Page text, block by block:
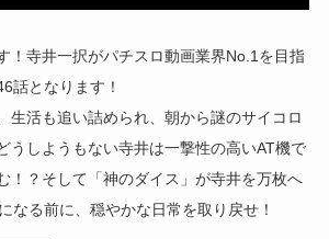
！寺井一択がパチスロ動画業界No.1を目指
話となります！
生活も追い詰められ、朝から謎のサイコロ
うしようもない寺井は一撃性の高いAT機で
！？そして「神のダイス」が寺井を万枚へ
なる前に、穏やかな日常を取り戻せ！